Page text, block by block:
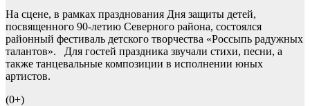
На сцене, в рамках празднования Дня защиты детей,
посвященного 90-летию Северного района, состоялся
районный фестиваль детского творчества «Россыпь радужных
талантов». Для гостей праздника звучали стихи, песни, а
также танцевальные композиции в исполнении юных
артистов.
(0+)